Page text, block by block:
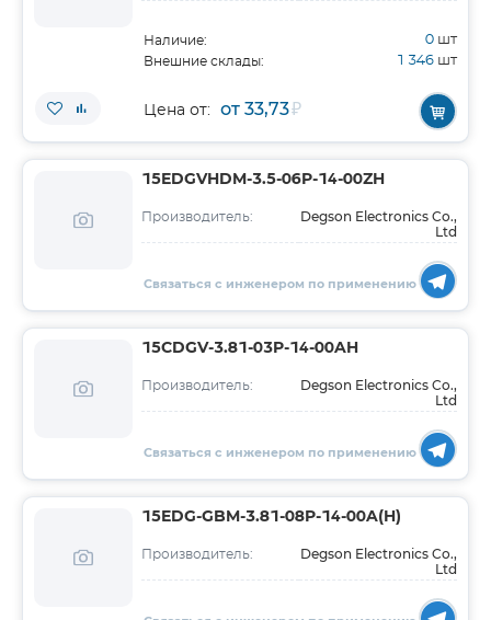
Наличие: 0 шт
Внешние склады: 1 346 шт
Цена от: от 33,73₽
15EDGVHDM-3.5-06P-14-00ZH
Производитель:
Degson Electronics Co.,
Ltd
Связаться с инженером по применению
15CDGV-3.81-03P-14-00AH
Производитель:
Degson Electronics Co.,
Ltd
Связаться с инженером по применению
15EDG-GBM-3.81-08P-14-00A(H)
Производитель:
Degson Electronics Co.,
Ltd